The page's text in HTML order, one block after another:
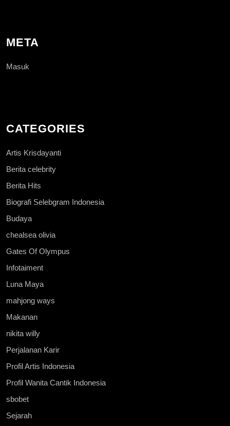
META
Masuk
CATEGORIES
Artis Krisdayanti
Berita celebrity
Berita Hits
Biografi Selebgram Indonesia
Budaya
chealsea olivia
Gates Of Olympus
Infotaiment
Luna Maya
mahjong ways
Makanan
nikita willy
Perjalanan Karir
Profil Artis Indonesia
Profil Wanita Cantik Indonesia
sbobet
Sejarah